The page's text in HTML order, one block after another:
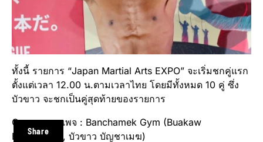
Share
ทั้งนี้ รายการ “Japan Martial Arts EXPO” จะเริ่มชกคู่แรก
ตั้งแต่เวลา 12.00 น.ตามเวลาไทย โดยมีทั้งหมด 10 คู่ ซึ่ง
บัวขาว จะชกเป็นคู่สุดท้ายของรายการ
Cr. ภาพจากเพจ : Banchamek Gym (Buakaw
Banchamek, บัวขาว บัญชาเมฆ)